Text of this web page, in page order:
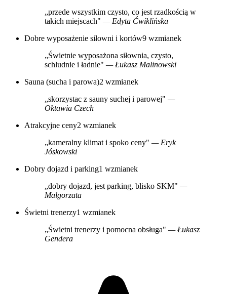
„przede wszystkim czysto, co jest rzadkością w
takich miejscach" — Edyta Ćwiklińska
Dobre wyposażenie siłowni i kortów9 wzmianek
„Świetnie wyposażona siłownia, czysto,
schludnie i ładnie" — Łukasz Malinowski
Sauna (sucha i parowa)2 wzmianek
„skorzystac z sauny suchej i parowej" —
Oktawia Czech
Atrakcyjne ceny2 wzmianek
„kameralny klimat i spoko ceny" — Eryk
Jóskowski
Dobry dojazd i parking1 wzmianek
„dobry dojazd, jest parking, blisko SKM" —
Malgorzata
Świetni trenerzy1 wzmianek
„Świetni trenerzy i pomocna obsługa" — Łukasz
Gendera